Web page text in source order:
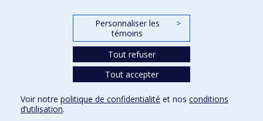
Conditions d’utilisation
Personnaliser les
témoins
>
Tout refuser
Tout accepter
Voir notre politique de confidentialité et nos conditions
d’utilisation.